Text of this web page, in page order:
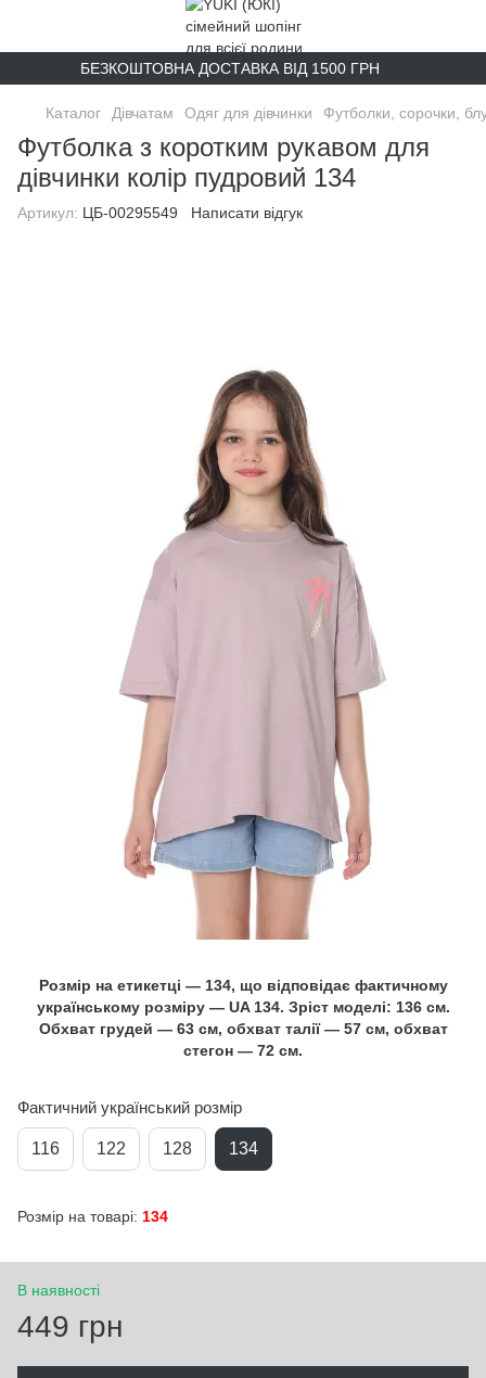
БЕЗКОШТОВНА ДОСТАВКА ВІД 1500 ГРН
Каталог Дівчатам Одяг для дівчинки Футболки, сорочки,
Футболка з коротким рукавом для
дівчинки колір пудровий 134
Артикул: ЦБ-00295549 Написати відгук
Розмір на етикетці — 134, що відповідає фактичному
українському розміру — UA 134. Зріст моделі: 136 см.
Обхват грудей — 63 см, обхват талії — 57 см, обхват
стегон — 72 см.
Фактичний український розмір
116 122 128 134
Розмір на товарі: 134
В наявності
449 грн